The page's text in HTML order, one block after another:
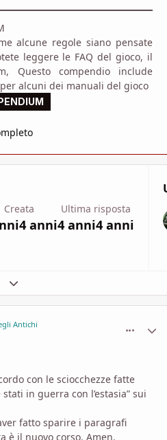
alcune regole siano pensate
leggere le FAQ del gioco, il
Questo compendio include
alcuni dei manuali del gioco
Creata
4 anni
Ultima risposta
4 anni4 anni
Espandi panoramica del topic
Antichi
con le sciocchezze fatte
in guerra con l’estasia” sui
fatto sparire i paragrafi
è il nuovo corso. Amen.